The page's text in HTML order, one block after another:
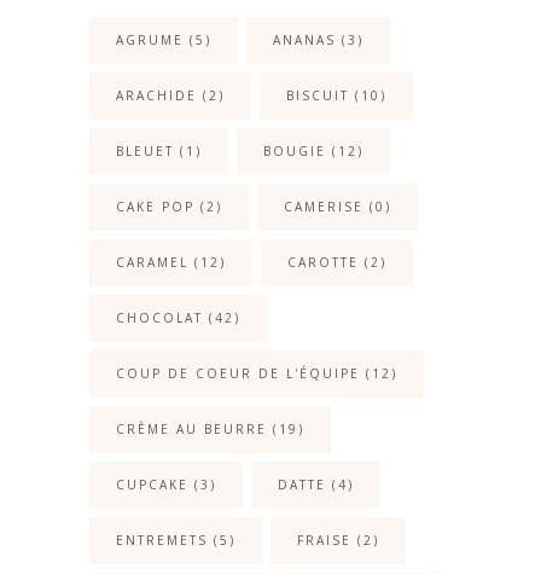
AGRUME (5) ANANAS (3)
ARACHIDE (2) BISCUIT (10)
BLEUET (1) BOUGIE (12)
CAKE POP (2) CAMERISE (0)
CARAMEL (12) CAROTTE (2)
CHOCOLAT (42)
COUP DE COEUR DE L'ÉQUIPE (12)
CRÈME AU BEURRE (19)
CUPCAKE (3) DATTE (4)
ENTREMETS (5) FRAISE (2)